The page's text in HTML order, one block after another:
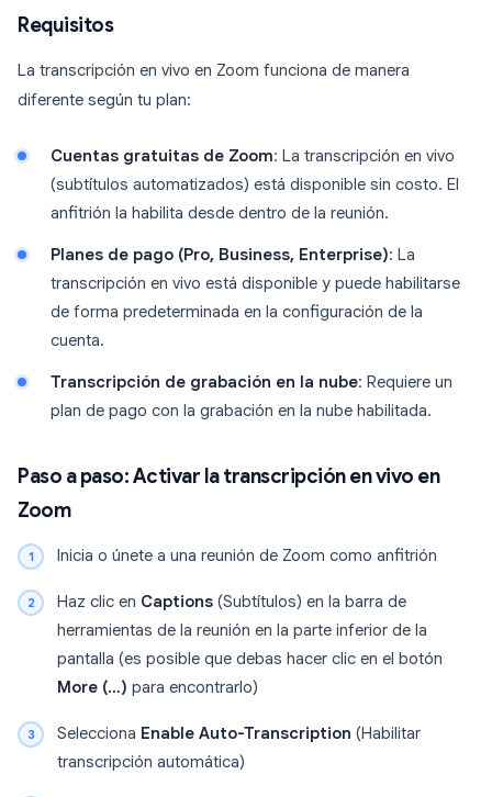
Requisitos
La transcripción en vivo en Zoom funciona de manera
diferente según tu plan:
Cuentas gratuitas de Zoom: La transcripción en vivo
(subtítulos automatizados) está disponible sin costo. El
anfitrión la habilita desde dentro de la reunión.
Planes de pago (Pro, Business, Enterprise): La
transcripción en vivo está disponible y puede habilitarse
de forma predeterminada en la configuración de la
cuenta.
Transcripción de grabación en la nube: Requiere un
plan de pago con la grabación en la nube habilitada.
Paso a paso: Activar la transcripción en vivo en
Zoom
Inicia o únete a una reunión de Zoom como anfitrión
Haz clic en Captions (Subtítulos) en la barra de
herramientas de la reunión en la parte inferior de la
pantalla (es posible que debas hacer clic en el botón
More (…) para encontrarlo)
Selecciona Enable Auto-Transcription (Habilitar
transcripción automática)